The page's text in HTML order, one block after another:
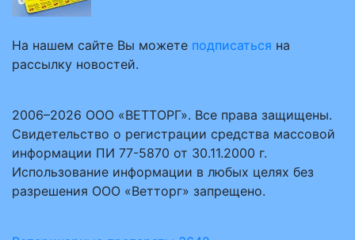
На нашем сайте Вы можете подписаться на
рассылку новостей.
2006–2026 ООО «ВЕТТОРГ». Все права защищены.
Свидетельство о регистрации средства массовой
информации ПИ 77-5870 от 30.11.2000 г.
Использование информации в любых целях без
разрешения ООО «Ветторг» запрещено.